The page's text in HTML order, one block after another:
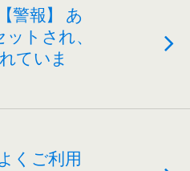
警報】 あ
トされ、
ていま
くご利用